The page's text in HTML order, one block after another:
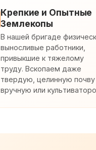
Крепкие и Опытные
Землекопы
В нашей бригаде
выносливые работники,
привыкшие к тяжелому
труду. Вскопаем даже
твердую, целинную почву
вручную или